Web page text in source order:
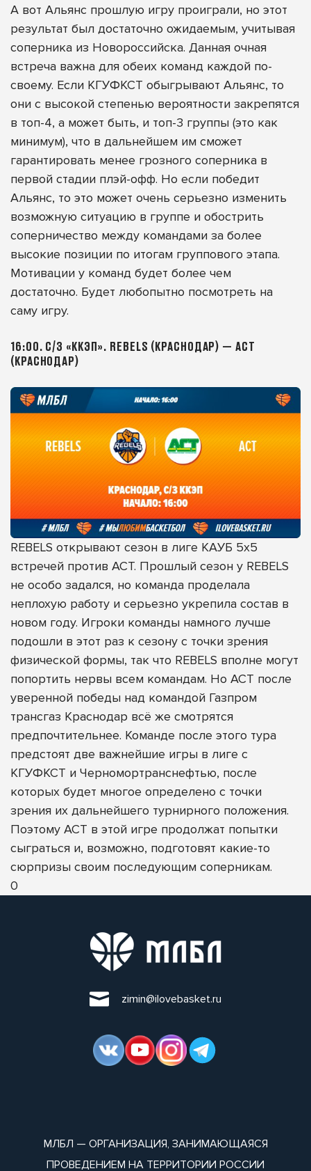
А вот Альянс прошлую игру проиграли, но этот
результат был достаточно ожидаемым, учитывая
соперника из Новороссийска. Данная очная
встреча важна для обеих команд каждой по-
своему. Если КГУФКСТ обыгрывают Альянс, то
они с высокой степенью вероятности закрепятся
в топ-4, а может быть, и топ-3 группы (это как
минимум), что в дальнейшем им сможет
гарантировать менее грозного соперника в
первой стадии плэй-офф. Но если победит
Альянс, то это может очень серьезно изменить
возможную ситуацию в группе и обострить
соперничество между командами за более
высокие позиции по итогам группового этапа.
Мотивации у команд будет более чем
достаточно. Будет любопытно посмотреть на
саму игру.
16:00. С/З «ККЭП». REBELS (КРАСНОДАР) — АСТ
(КРАСНОДАР)
REBELS открывают сезон в лиге КАУБ 5х5
встречей против АСТ. Прошлый сезон у REBELS
не особо задался, но команда проделала
неплохую работу и серьезно укрепила состав в
новом году. Игроки команды намного лучше
подошли в этот раз к сезону с точки зрения
физической формы, так что REBELS вполне могут
попортить нервы всем командам. Но АСТ после
уверенной победы над командой Газпром
трансгаз Краснодар всё же смотрятся
предпочтительнее. Команде после этого тура
предстоят две важнейшие игры в лиге с
КГУФКСТ и Черномортранснефтью, после
которых будет многое определено с точки
зрения их дальнейшего турнирного положения.
Поэтому АСТ в этой игре продолжат попытки
сыграться и, возможно, подготовят какие-то
сюрпризы своим последующим соперникам.
0
zimin@ilovebasket.ru
МЛБЛ — ОРГАНИЗАЦИЯ, ЗАНИМАЮЩАЯСЯ
ПРОВЕДЕНИЕМ НА ТЕРРИТОРИИ РОССИИ